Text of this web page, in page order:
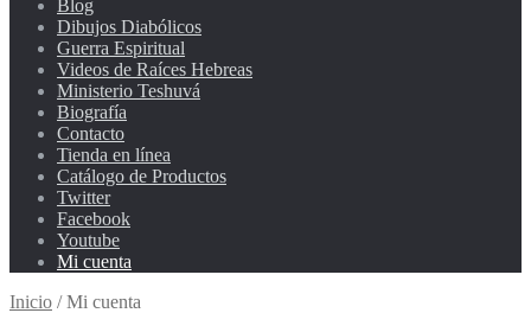
Blog
Dibujos Diabólicos
Guerra Espiritual
Videos de Raíces Hebreas
Ministerio Teshuvá
Biografía
Contacto
Tienda en línea
Catálogo de Productos
Twitter
Facebook
Youtube
Mi cuenta
Inicio /Mi cuenta